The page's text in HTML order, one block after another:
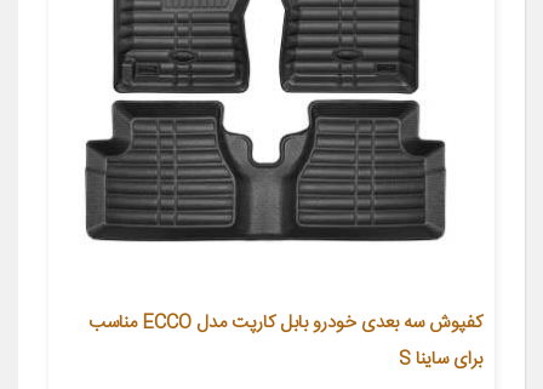
کفپوش سه بعدی خودرو بابل کارپت مدل ECCO مناسب
برای ساینا S